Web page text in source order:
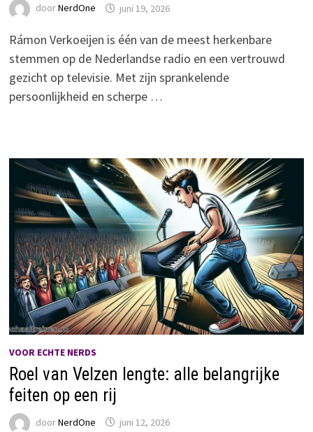
doorNerdOne juni 19, 2026
Rámon Verkoeijen is één van de meest herkenbare
stemmen op de Nederlandse radio en een vertrouwd
gezicht op televisie. Met zijn sprankelende
persoonlijkheid en scherpe …
VOOR ECHTE NERDS
Roel van Velzen lengte: alle belangrijke
feiten op een rij
doorNerdOne juni 12, 2026